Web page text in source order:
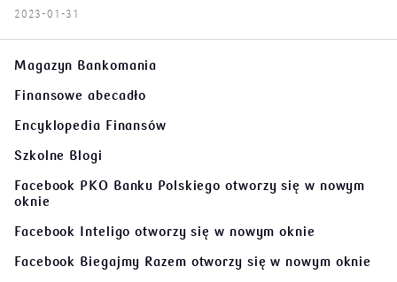
2023-01-31
Magazyn Bankomania
Finansowe abecadło
Encyklopedia Finansów
Szkolne Blogi
Facebook PKO Banku Polskiego otworzy się w nowym
oknie
Facebook Inteligo otworzy się w nowym oknie
Facebook Biegajmy Razem otworzy się w nowym oknie